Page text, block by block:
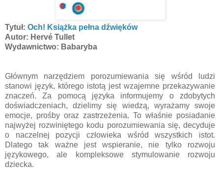
Tytuł: Och! Książka pełna dźwięków
Autor: Hervé Tullet
Wydawnictwo: Babaryba
Głównym narzędziem porozumiewania się wśród ludzi
stanowi język, którego istotą jest wzajemne przekazywanie
znaczeń. Za pomocą języka informujemy o zdobytych
doświadczeniach, dzielimy się wiedzą, wyrażamy swoje
emocje, prośby oraz zastrzeżenia. To właśnie posiadanie
najwyżej rozwiniętego kodu porozumiewania się, decyduje
o naczelnej pozycji człowieka wśród wszystkich istot.
Dlatego tak ważne jest wspieranie, nie tylko rozwoju
językowego, ale kompleksowe stymulowanie rozwoju
dziecka.